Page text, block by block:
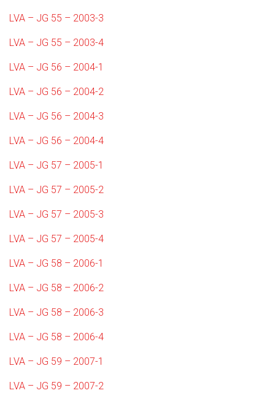
LVA – JG 55 – 2003-3
LVA – JG 55 – 2003-4
LVA – JG 56 – 2004-1
LVA – JG 56 – 2004-2
LVA – JG 56 – 2004-3
LVA – JG 56 – 2004-4
LVA – JG 57 – 2005-1
LVA – JG 57 – 2005-2
LVA – JG 57 – 2005-3
LVA – JG 57 – 2005-4
LVA – JG 58 – 2006-1
LVA – JG 58 – 2006-2
LVA – JG 58 – 2006-3
LVA – JG 58 – 2006-4
LVA – JG 59 – 2007-1
LVA – JG 59 – 2007-2